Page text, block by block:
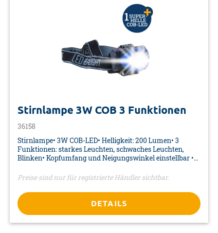
Stirnlampe 3W COB 3 Funktionen
36158
Stirnlampe• 3W COB-LED• Helligkeit: 200 Lumen• 3
Funktionen: starkes Leuchten, schwaches Leuchten,
Blinken• Kopfumfang und Neigungswinkel einstellbar •
schwarz/blau/silber• Material: ABS, PS, Nylon, Polyester•
Maße: 60 x 75 x 70• Verpackung: Doppelblister
Preise sind nur für registrierte Händler sichtbar.
DETAILS